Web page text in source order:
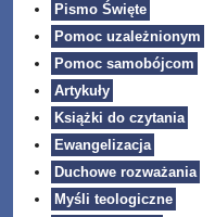
Pismo Święte
Pomoc uzależnionym
Pomoc samobójcom
Artykuły
Książki do czytania
Ewangelizacja
Duchowe rozważania
Myśli teologiczne